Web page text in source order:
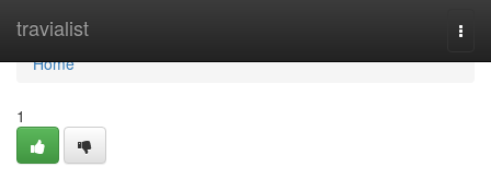
travialist
Home
Home
1